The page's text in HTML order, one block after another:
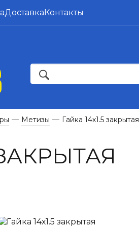
ДоставкаКонтакты
— Метизы — Гайка 14х1.5 закрытая